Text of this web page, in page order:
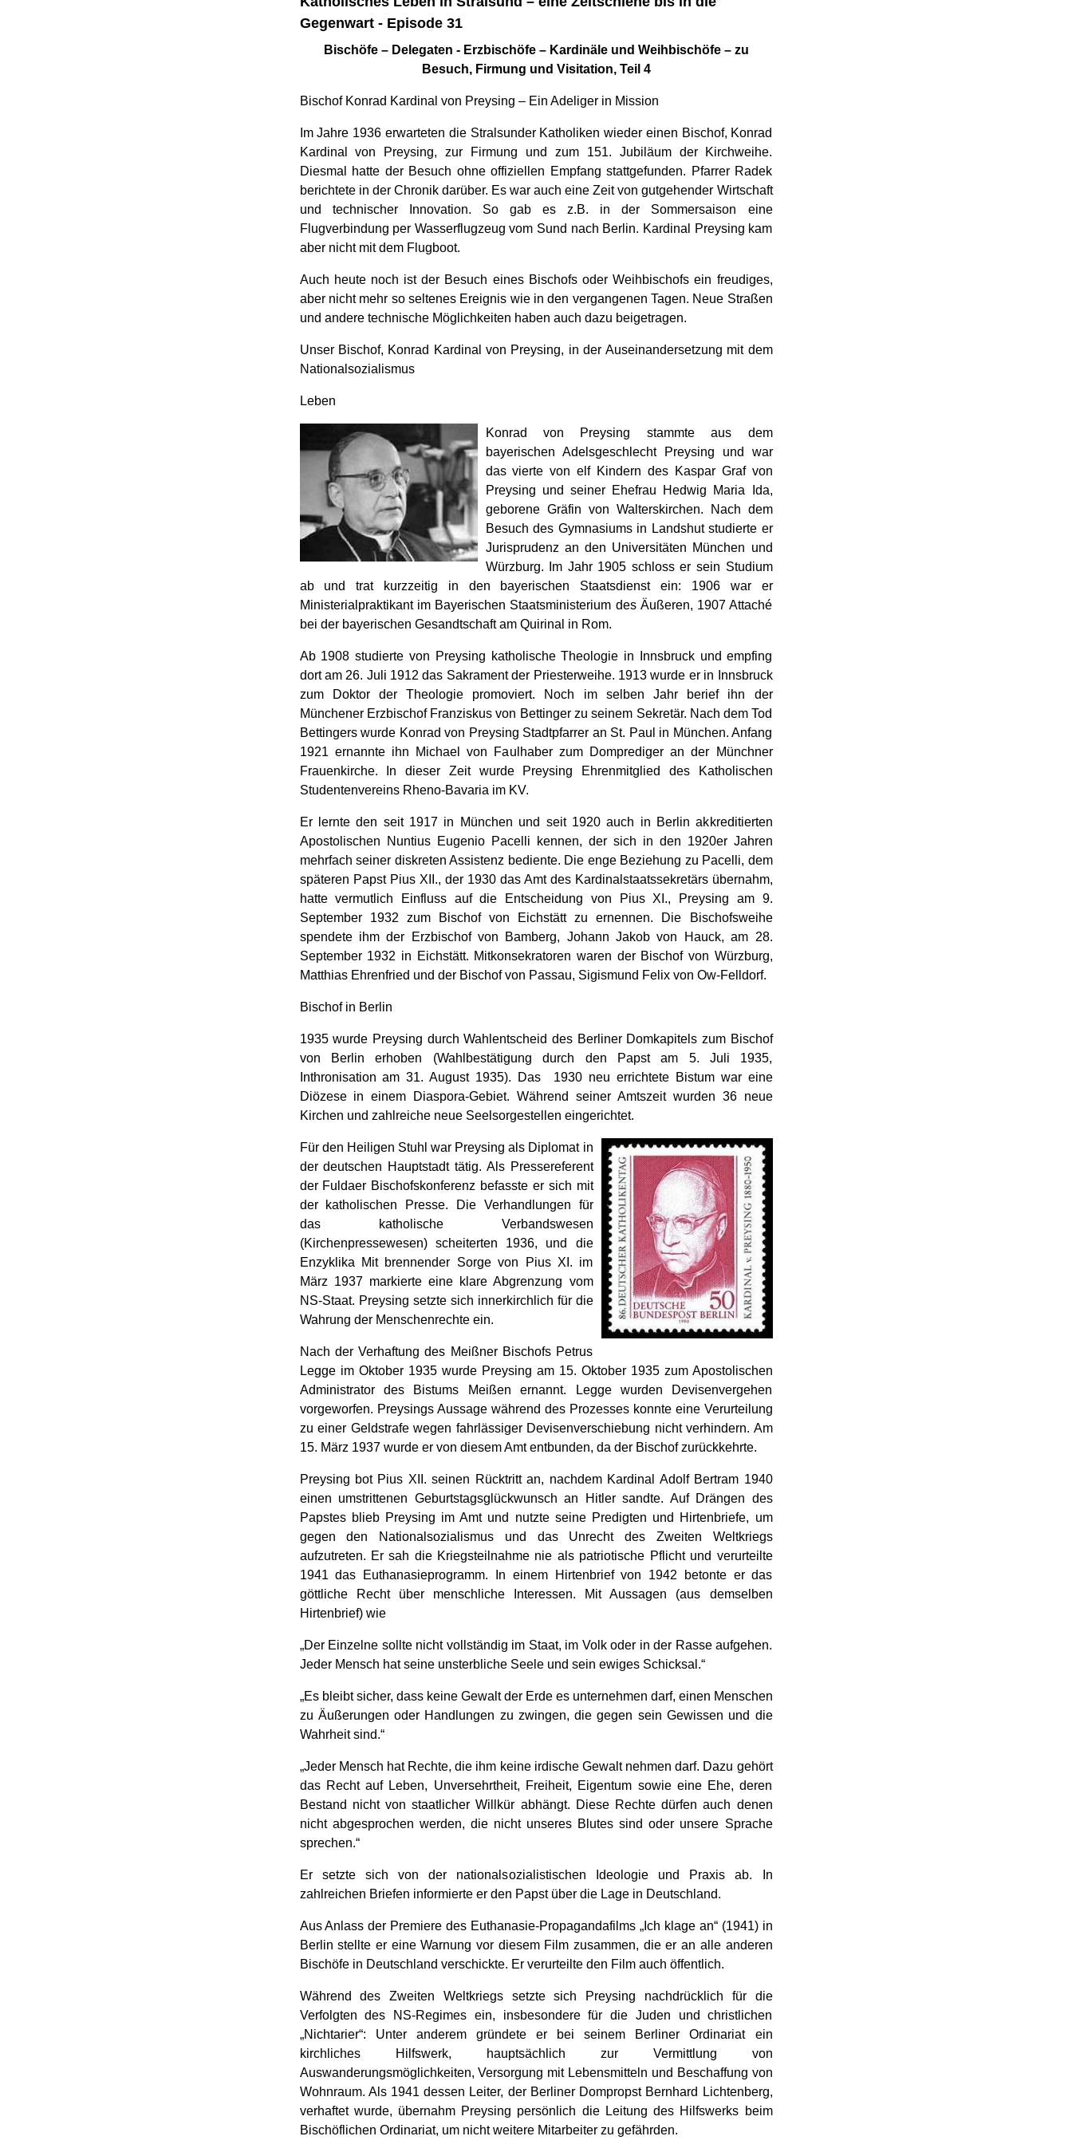
Gegenwart - Episode 31
Bischöfe – Delegaten - Erzbischöfe – Kardinäle und Weihbischöfe – zu
Besuch, Firmung und Visitation, Teil 4
Bischof Konrad Kardinal von Preysing – Ein Adeliger in Mission
Im Jahre 1936 erwarteten die Stralsunder Katholiken wieder einen Bischof, Konrad
Kardinal von Preysing, zur Firmung und zum 151. Jubiläum der Kirchweihe.
Diesmal hatte der Besuch ohne offiziellen Empfang stattgefunden. Pfarrer Radek
berichtete in der Chronik darüber. Es war auch eine Zeit von gutgehender Wirtschaft
und technischer Innovation. So gab es z.B. in der Sommersaison eine
Flugverbindung per Wasserflugzeug vom Sund nach Berlin. Kardinal Preysing kam
aber nicht mit dem Flugboot.
Auch heute noch ist der Besuch eines Bischofs oder Weihbischofs ein freudiges,
aber nicht mehr so seltenes Ereignis wie in den vergangenen Tagen. Neue Straßen
und andere technische Möglichkeiten haben auch dazu beigetragen.
Unser Bischof, Konrad Kardinal von Preysing, in der Auseinandersetzung mit dem
Nationalsozialismus
Leben
Konrad von Preysing stammte aus dem
bayerischen Adelsgeschlecht Preysing und war
das vierte von elf Kindern des Kaspar Graf von
Preysing und seiner Ehefrau Hedwig Maria Ida,
geborene Gräfin von Walterskirchen. Nach dem
Besuch des Gymnasiums in Landshut studierte er
Jurisprudenz an den Universitäten München und
Würzburg. Im Jahr 1905 schloss er sein Studium
ab und trat kurzzeitig in den bayerischen Staatsdienst ein: 1906 war er
Ministerialpraktikant im Bayerischen Staatsministerium des Äußeren, 1907 Attaché
bei der bayerischen Gesandtschaft am Quirinal in Rom.
Ab 1908 studierte von Preysing katholische Theologie in Innsbruck und empfing
dort am 26. Juli 1912 das Sakrament der Priesterweihe. 1913 wurde er in Innsbruck
zum Doktor der Theologie promoviert. Noch im selben Jahr berief ihn der
Münchener Erzbischof Franziskus von Bettinger zu seinem Sekretär. Nach dem Tod
Bettingers wurde Konrad von Preysing Stadtpfarrer an St. Paul in München. Anfang
1921 ernannte ihn Michael von Faulhaber zum Domprediger an der Münchner
Frauenkirche. In dieser Zeit wurde Preysing Ehrenmitglied des Katholischen
Studentenvereins Rheno-Bavaria im KV.
Er lernte den seit 1917 in München und seit 1920 auch in Berlin akkreditierten
Apostolischen Nuntius Eugenio Pacelli kennen, der sich in den 1920er Jahren
mehrfach seiner diskreten Assistenz bediente. Die enge Beziehung zu Pacelli, dem
späteren Papst Pius XII., der 1930 das Amt des Kardinalstaatssekretärs übernahm,
hatte vermutlich Einfluss auf die Entscheidung von Pius XI., Preysing am 9.
September 1932 zum Bischof von Eichstätt zu ernennen. Die Bischofsweihe
spendete ihm der Erzbischof von Bamberg, Johann Jakob von Hauck, am 28.
September 1932 in Eichstätt. Mitkonsekratoren waren der Bischof von Würzburg,
Matthias Ehrenfried und der Bischof von Passau, Sigismund Felix von Ow-Felldorf.
Bischof in Berlin
1935 wurde Preysing durch Wahlentscheid des Berliner Domkapitels zum Bischof
von Berlin erhoben (Wahlbestätigung durch den Papst am 5. Juli 1935,
Inthronisation am 31. August 1935). Das 1930 neu errichtete Bistum war eine
Diözese in einem Diaspora-Gebiet. Während seiner Amtszeit wurden 36 neue
Kirchen und zahlreiche neue Seelsorgestellen eingerichtet.
Für den Heiligen Stuhl war Preysing als Diplomat in
der deutschen Hauptstadt tätig. Als Pressereferent
der Fuldaer Bischofskonferenz befasste er sich mit
der katholischen Presse. Die Verhandlungen für
das katholische Verbandswesen
(Kirchenpressewesen) scheiterten 1936, und die
Enzyklika Mit brennender Sorge von Pius XI. im
März 1937 markierte eine klare Abgrenzung vom
NS-Staat. Preysing setzte sich innerkirchlich für die
Wahrung der Menschenrechte ein.
Nach der Verhaftung des Meißner Bischofs Petrus
Legge im Oktober 1935 wurde Preysing am 15. Oktober 1935 zum Apostolischen
Administrator des Bistums Meißen ernannt. Legge wurden Devisenvergehen
vorgeworfen. Preysings Aussage während des Prozesses konnte eine Verurteilung
zu einer Geldstrafe wegen fahrlässiger Devisenverschiebung nicht verhindern. Am
15. März 1937 wurde er von diesem Amt entbunden, da der Bischof zurückkehrte.
Preysing bot Pius XII. seinen Rücktritt an, nachdem Kardinal Adolf Bertram 1940
einen umstrittenen Geburtstagsglückwunsch an Hitler sandte. Auf Drängen des
Papstes blieb Preysing im Amt und nutzte seine Predigten und Hirtenbriefe, um
gegen den Nationalsozialismus und das Unrecht des Zweiten Weltkriegs
aufzutreten. Er sah die Kriegsteilnahme nie als patriotische Pflicht und verurteilte
1941 das Euthanasieprogramm. In einem Hirtenbrief von 1942 betonte er das
göttliche Recht über menschliche Interessen. Mit Aussagen (aus demselben
Hirtenbrief) wie
„Der Einzelne sollte nicht vollständig im Staat, im Volk oder in der Rasse aufgehen.
Jeder Mensch hat seine unsterbliche Seele und sein ewiges Schicksal.“
„Es bleibt sicher, dass keine Gewalt der Erde es unternehmen darf, einen Menschen
zu Äußerungen oder Handlungen zu zwingen, die gegen sein Gewissen und die
Wahrheit sind.“
„Jeder Mensch hat Rechte, die ihm keine irdische Gewalt nehmen darf. Dazu gehört
das Recht auf Leben, Unversehrtheit, Freiheit, Eigentum sowie eine Ehe, deren
Bestand nicht von staatlicher Willkür abhängt. Diese Rechte dürfen auch denen
nicht abgesprochen werden, die nicht unseres Blutes sind oder unsere Sprache
sprechen.“
Er setzte sich von der nationalsozialistischen Ideologie und Praxis ab. In
zahlreichen Briefen informierte er den Papst über die Lage in Deutschland.
Aus Anlass der Premiere des Euthanasie-Propagandafilms „Ich klage an“ (1941) in
Berlin stellte er eine Warnung vor diesem Film zusammen, die er an alle anderen
Bischöfe in Deutschland verschickte. Er verurteilte den Film auch öffentlich.
Während des Zweiten Weltkriegs setzte sich Preysing nachdrücklich für die
Verfolgten des NS-Regimes ein, insbesondere für die Juden und christlichen
„Nichtarier“: Unter anderem gründete er bei seinem Berliner Ordinariat ein
kirchliches Hilfswerk, hauptsächlich zur Vermittlung von
Auswanderungsmöglichkeiten, Versorgung mit Lebensmitteln und Beschaffung von
Wohnraum. Als 1941 dessen Leiter, der Berliner Dompropst Bernhard Lichtenberg,
verhaftet wurde, übernahm Preysing persönlich die Leitung des Hilfswerks beim
Bischöflichen Ordinariat, um nicht weitere Mitarbeiter zu gefährden.